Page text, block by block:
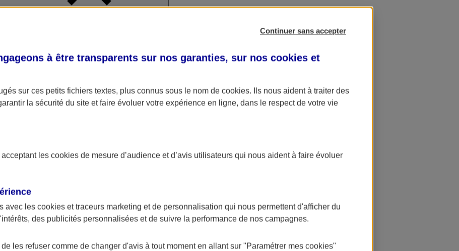
Continuer sans accepter
à être transparents sur nos garanties, sur nos cookies et
sur ces petits fichiers textes, plus connus sous le nom de cookies. Ils nous aident à traiter des
la sécurité du site et faire évoluer votre expérience en ligne, dans le respect de votre vie
les cookies de mesure d’audience et d’avis utilisateurs qui nous aident à faire évoluer
avec les cookies et traceurs marketing et de personnalisation qui nous permettent d'afficher du
des publicités personnalisées et de suivre la performance de nos campagnes.
les refuser comme de changer d'avis à tout moment en allant sur "Paramétrer mes cookies"